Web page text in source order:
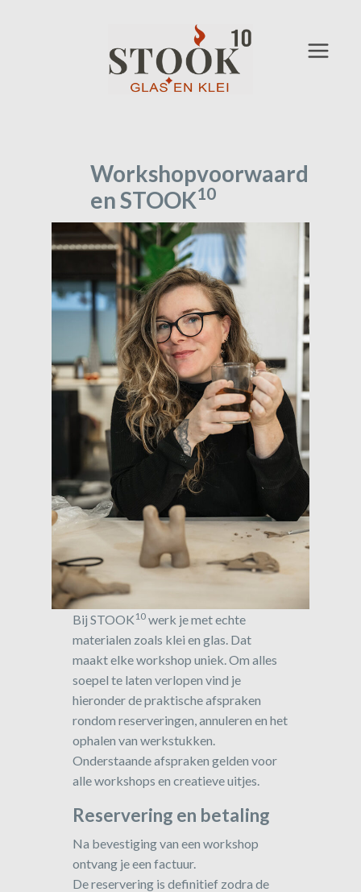
Workshopvoorwaard
en STOOK10
Bij STOOK 10werk je met echte
materialen zoals klei en glas. Dat
maakt elke workshop uniek. Om alles
soepel te laten verlopen vind je
hieronder de praktische afspraken
rondom reserveringen, annuleren en het
ophalen van werkstukken.
Onderstaande afspraken gelden voor
alle workshops en creatieve uitjes.
Reservering en betaling
Na bevestiging van een workshop
ontvang je een factuur.
De reservering is definitief zodra de